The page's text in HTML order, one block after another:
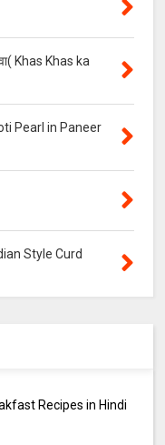
Khas Khas ka
Pearl in Paneer
Style Curd
Recipes in Hindi